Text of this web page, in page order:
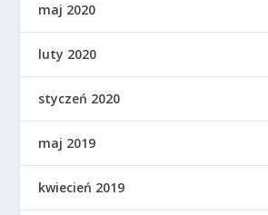
maj 2020
luty 2020
styczeń 2020
maj 2019
kwiecień 2019